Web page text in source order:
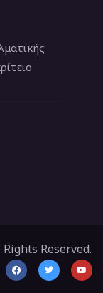
Reserved.